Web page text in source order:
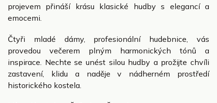
projevem přináší krásu klasické hudby s elegancí a
emocemi.
Čtyři mladé dámy, profesionální hudebnice, vás
provedou večerem plným harmonických tónů a
inspirace. Nechte se unést silou hudby a prožijte chvíli
zastavení, klidu a naděje v nádherném prostředí
historického kostela.